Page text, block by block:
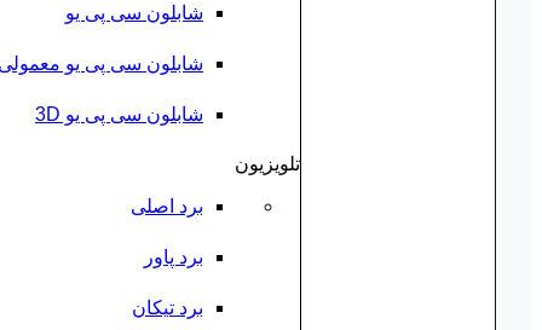
شابلون سی پی یو
شابلون سی پی یو معمولی
شابلون سی پی یو 3D
تلویزیون
برد اصلی
برد پاور
برد تیکان